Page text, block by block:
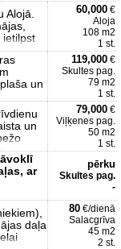
Alojā.
ietilpst
60,000 €
Aloja
108 m2
1 st.
un
119,000 €
Skultes pag.
79 m2
1 st.
un
79,000 €
Viļķenes pag.
50 m2
1 st.
ar
pērku
Skultes pag.
-
daļa
80 €/dienā
Salacgrīva
45 m2
2 st.